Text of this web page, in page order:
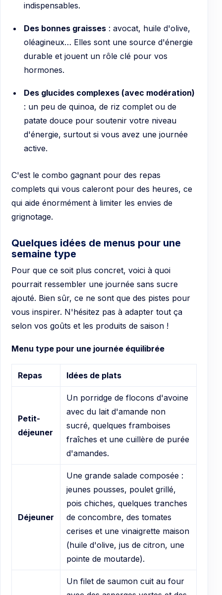
indispensables.
Des bonnes graisses: avocat, huile d'olive,
oléagineux… Elles sont une source d'énergie
durable et jouent un rôle clé pour vos
hormones.
Des glucides complexes (avec modération)
: un peu de quinoa, de riz complet ou de
patate douce pour soutenir votre niveau
d'énergie, surtout si vous avez une journée
active.
C'est le combo gagnant pour des repas
complets qui vous caleront pour des heures, ce
qui aide énormément à limiter les envies de
grignotage.
Quelques idées de menus pour une
semaine type
Pour que ce soit plus concret, voici à quoi
pourrait ressembler une journée sans sucre
ajouté. Bien sûr, ce ne sont que des pistes pour
vous inspirer. N'hésitez pas à adapter tout ça
selon vos goûts et les produits de saison !
Menu type pour une journée équilibrée
Repas Idées de plats
Petit-
déjeuner
Un porridge de flocons d'avoine
avec du lait d'amande non
sucré, quelques framboises
fraîches et une cuillère de purée
d'amandes.
Déjeuner
Une grande salade composée :
jeunes pousses, poulet grillé,
pois chiches, quelques tranches
de concombre, des tomates
cerises et une vinaigrette maison
(huile d'olive, jus de citron, une
pointe de moutarde).
Un filet de saumon cuit au four